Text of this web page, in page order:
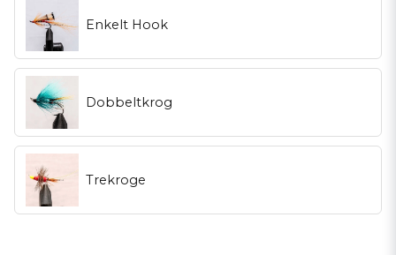
og meget mere. Hvorfor er laksefluer
Fluespecialisten tilbyder kvalitets
betale mere for en kvalitets laksefluer , end du har brug for? Hvorfor
begyndte vi at sælge laksefluer? Vi synes fluefiske er vidunderligt
spændende og sjovt, fordi der er så meget at lære, og jo mere du
lærer, jo mere spændende bliver det, når fluefiskesæsonen
begynder. Vi har normalt de laksefluer, du har brug for til dit fluefiske,
da vi sandsynligvis har det største udvalg af fiskefluer i Norden. For at
du kan vide, at den laksefluer, du køber hos os, er af høj kvalitet,
kontrollerer vi hver laksefluer, så den er af høj kvalitet. Vi sender
havørredfluer, tørfluer, streamers, nymfer, rørfluer og andre sorter til
Denmark. Udvalget af fiskefluer er meget stort, da vi har tusinder af
Enkelt Hook
Dobbeltkrog
Trekroge